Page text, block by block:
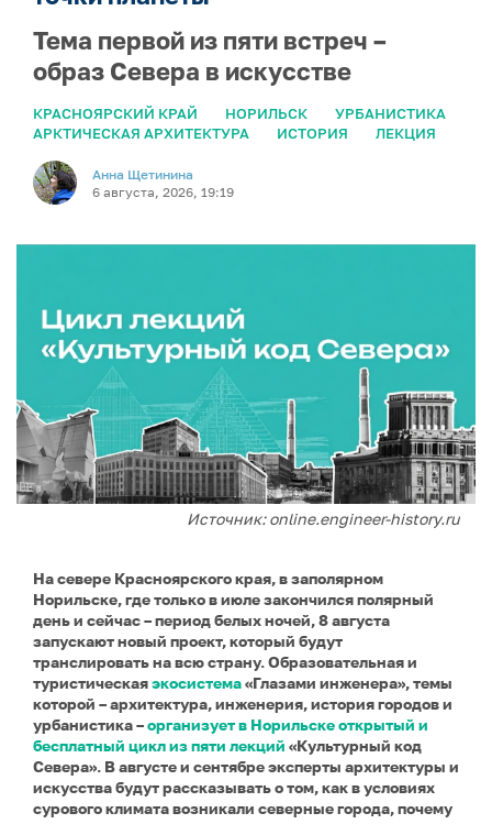
Тема первой из пяти встреч –
образ Севера в искусстве
КРАСНОЯРСКИЙ КРАЙ НОРИЛЬСК
УРБАНИСТИКА
АРКТИЧЕСКАЯ АРХИТЕКТУРА
ИСТОРИЯ ЛЕКЦИЯ
Анна Щетинина
6 августа, 2026, 19:19
Источник: online.engineer-history.ru
На севере Красноярского края, в заполярном
Норильске, где только в июле закончился полярный
день и сейчас – период белых ночей, 8 августа
запускают новый проект, который будут
транслировать на всю страну. Образовательная и
туристическаяэкосистема«Глазами инженера», темы
которой – архитектура, инженерия, история городов и
урбанистика –организует в Норильске открытый и
бесплатный цикл из пяти лекций «Культурный код
Севера». В августе и сентябре эксперты архитектуры и
искусства будут рассказывать о том, как в условиях
сурового климата возникали северные города, почему